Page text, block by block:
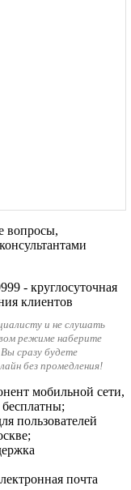
вопросы,
- круглосуточная
клиентов
и не слушать
режиме наберите
сразу будете
без промедления!
мобильной сети,
пользователей
почта